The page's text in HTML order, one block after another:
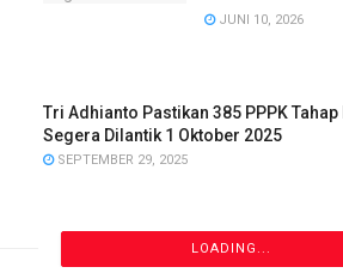
JUNI 10, 2026
Tri Adhianto Pastikan 385 PPPK Tahap II
Segera Dilantik 1 Oktober 2025
SEPTEMBER 29, 2025
LOADING...